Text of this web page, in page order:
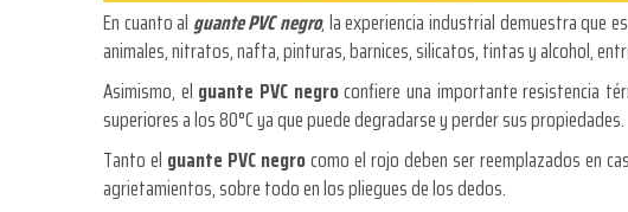
En cuanto alguante PVC negro, la experiencia industrial demuestra que
animales, nitratos, nafta, pinturas, barnices, silicatos, tintas y alcohol,
Asimismo, el guante PVC negroconfiere una importante resistencia
superiores a los 80°C ya que puede degradarse y perder sus propiedades.
Tanto el guante PVC negrocomo el rojo deben ser reemplazados en
agrietamientos, sobre todo en los pliegues de los dedos.